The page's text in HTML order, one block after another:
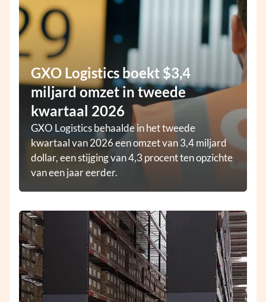
GXO Logistics boekt $3,4
miljard omzet in tweede
kwartaal 2026
GXO Logistics behaalde in het tweede
kwartaal van 2026 een omzet van 3,4 miljard
dollar, een stijging van 4,3 procent ten opzichte
van een jaar eerder.